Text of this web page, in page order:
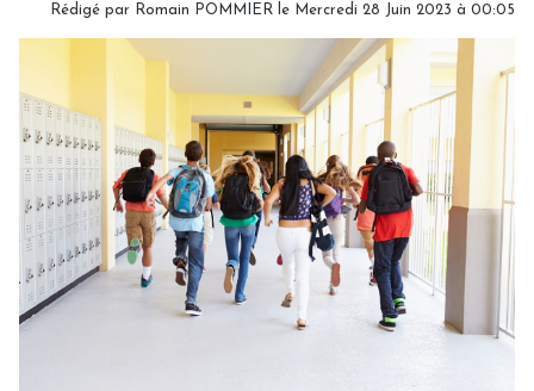
Rédigé par Romain POMMIER le Mercredi 28 Juin 2023 à 00:05